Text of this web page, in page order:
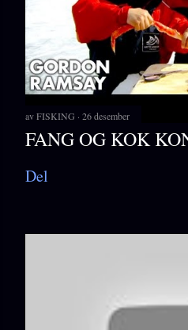
avFISKING 26 desember
FANG OG KOK
Del